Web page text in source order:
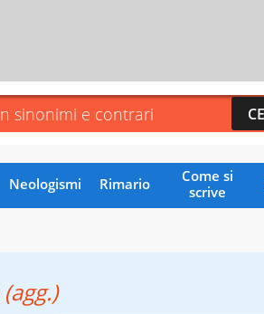
Neologismi Rimario
Come si
scrive
(agg.)